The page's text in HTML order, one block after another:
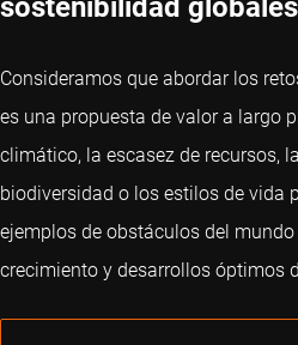
sostenibilidad globales
Consideramos que abordar los
es una propuesta de valor a largo
climático, la escasez de recursos,
biodiversidad o los estilos de vida
ejemplos de obstáculos del
crecimiento y desarrollos óptimos